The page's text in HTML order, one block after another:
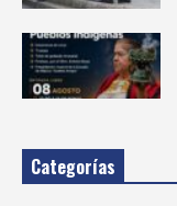
Categorías